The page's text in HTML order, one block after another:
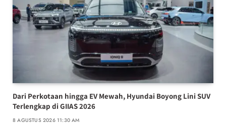
Dari Perkotaan hingga EV Mewah, Hyundai Boyong Lini SUV
Terlengkap di GIIAS 2026
8 AGUSTUS 2026 11:30 AM